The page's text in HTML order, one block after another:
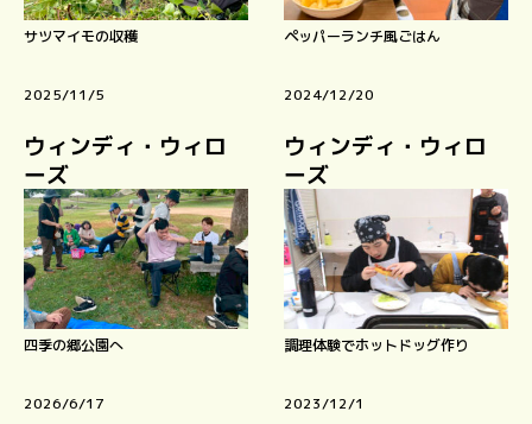
サツマイモの収穫
2025/11/5
ペッパーランチ風ごはん
2024/12/20
ウィンディ・ウィロ
ーズ
四季の郷公園へ
2026/6/17
ウィンディ・ウィロ
ーズ
調理体験でホットドッグ作り
2023/12/1